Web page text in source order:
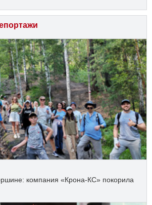
компания «Крона‑КС» покорила